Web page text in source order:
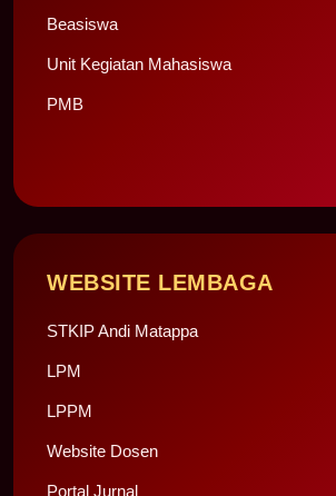
Beasiswa
Unit Kegiatan Mahasiswa
PMB
WEBSITE LEMBAGA
STKIP Andi Matappa
LPM
LPPM
Website Dosen
Portal Jurnal